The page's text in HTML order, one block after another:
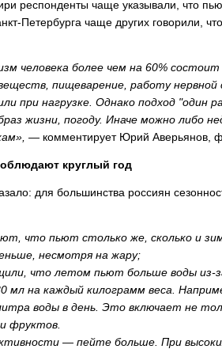
респонденты чаще указывали, что
Петербурга чаще других говорили,
человека более чем на 60%
пищеварение, работу
при нагрузке. Однако подход "один
жизни, погоду. Иначе можно либо
— комментирует Юрий Аверьянов,
круглый год
для большинства россиян
что пьют столько же, сколько и
несмотря на жару;
что летом пьют больше воды из-за
на каждый килограмм веса.
воды в день. Это включает не
фруктов.
— пейте больше. При